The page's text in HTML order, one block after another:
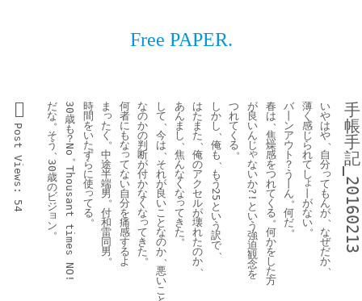
Free PAPER.
手
帳
手
記
_20160213
い
や
は
や、
自
分
っ
て
も
ん
が、
な
ぜ
だ
か、
薄
く
感
じ
ら
れ
て
し
ょ
が
な
い。
バ
ン
ア
ウ
ト
？
う
ん。
何
だ。
春
は、
焦
燥
感
を
つ
れ
て
く
る。
何
か
を
し
た
方
が
良
い
ん
じ
ゃ
な
い
か
?!
と
い
う
強
迫
観
念
を
つ
れ
て
く
る。
し
か
し、
俺
も、
も
う
25
と
い
う
訳
で、
は
た
ま
た、
俺
の
ア
ク
セ
ル
が
壊
れ
た
の
か、
あ
ん
ま
し、
焦
ん
な
く
な
っ
て
き
た。
し
て、
今
は、
そ
れ
が
良
い
こ
と
な
の
か、
悪
い
こ
な
の
か
の
判
断
が
付
か
な
く
な
っ
て
き
た。
何
者
に
も
な
っ
て
な
い
自
分
を
痛
感
す
る
よ
ま
っ
た
く。
中
途
半
端
男。
付
和
雷
同
男。
時
間
を
い
た
ず
ら
に
使
っ
て
る。
30
歳
も
？
No。
Thousant
times
NO!
だ
な。
そ
う、
30
歳
の
ビ
ジ
ョ
ン。
Post
Views:
54